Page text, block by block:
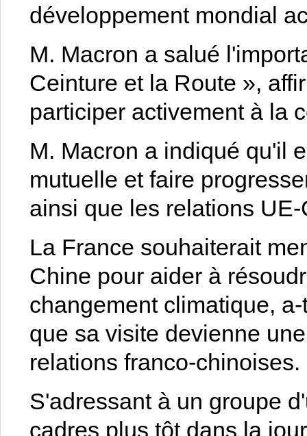
développement mondial
M. Macron a salué
Ceinture et la Route »,
participer activement à la
M. Macron a indiqué qu'il
mutuelle et faire
ainsi que les relations
La France souhaiterait
Chine pour aider à
changement climatique,
que sa visite devienne
relations franco-chinoises.
S'adressant à un groupe
cadres plus tôt dans la